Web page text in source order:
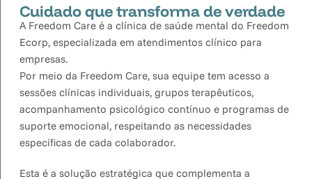
Cuidado que transforma de verdade
A Freedom Care é a clínica de saúde mental do Freedom
Ecorp, especializada em atendimentos clínico para
empresas.
Por meio da Freedom Care, sua equipe tem acesso a
sessões clínicas individuais, grupos terapêuticos,
acompanhamento psicológico contínuo e programas de
suporte emocional, respeitando as necessidades
específicas de cada colaborador.
Esta é a solução estratégica que complementa a